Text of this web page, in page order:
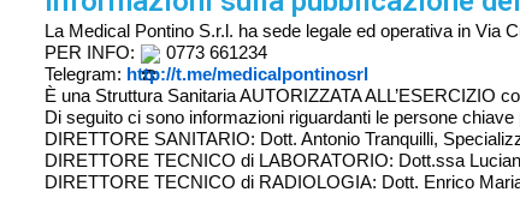
La Medical Pontino S.r.l. ha sede legale ed operativa in Via
PER INFO:
0773 661234
Telegram: http://t.me/medicalpontinosrl
È una Struttura Sanitaria AUTORIZZATA ALL’ESERCIZIO
Di seguito ci sono informazioni riguardanti le persone
DIRETTORE SANITARIO: Dott. Antonio Tranquilli,
DIRETTORE TECNICO di LABORATORIO: Dott.ssa
DIRETTORE TECNICO di RADIOLOGIA: Dott. Enrico